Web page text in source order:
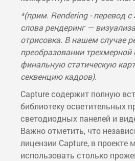
*(прим. Rendering - перевод с
слова рендеринг —
отрисовка. В нашем случае
преобразовании
финальную статическую
секвенцию кадров).
Capture содержит полную
библиотеку осветительных
светодиодных панелей и
Важно отметить, что
лицензии Capture, в проекте
использовать столько